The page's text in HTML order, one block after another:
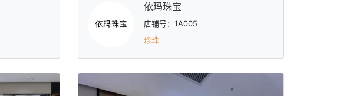
依玛珠宝
店铺号：1A005
珍珠